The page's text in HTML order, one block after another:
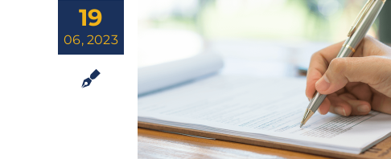
19
06, 2023